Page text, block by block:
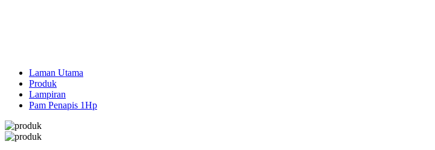
Laman Utama
Produk
Lampiran
Pam Penapis 1Hp